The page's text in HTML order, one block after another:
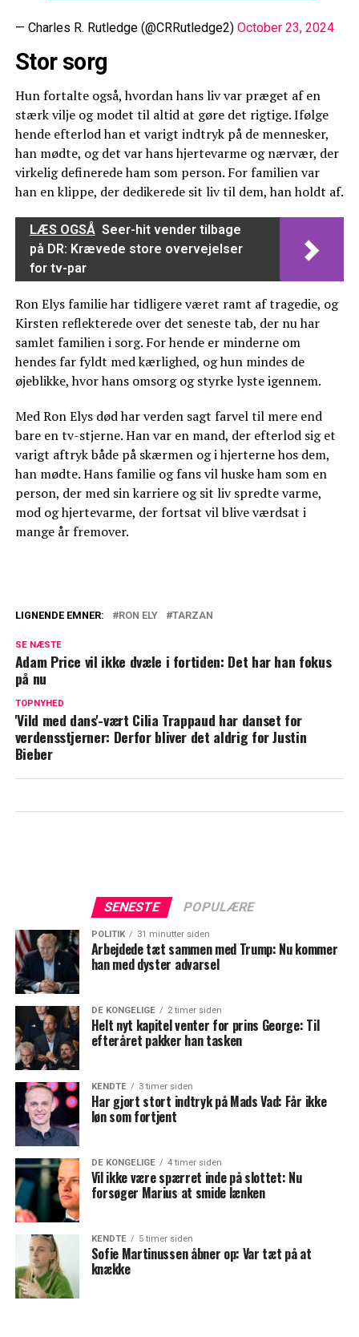
— Charles R. Rutledge (@CRRutledge2) October 23, 2024
Stor sorg
Hun fortalte også, hvordan hans liv var præget af en
stærk vilje og modet til altid at gøre det rigtige. Ifølge
hende efterlod han et varigt indtryk på de mennesker,
han mødte, og det var hans hjertevarme og nærvær, der
virkelig definerede ham som person. For familien var
han en klippe, der dedikerede sit liv til dem, han holdt af.
LÆS OGSÅ Seer-hit vender tilbage
på DR: Krævede store overvejelser
for tv-par
Ron Elys familie har tidligere været ramt af tragedie, og
Kirsten reflekterede over det seneste tab, der nu har
samlet familien i sorg. For hende er minderne om
hendes far fyldt med kærlighed, og hun mindes de
øjeblikke, hvor hans omsorg og styrke lyste igennem.
Med Ron Elys død har verden sagt farvel til mere end
bare en tv-stjerne. Han var en mand, der efterlod sig et
varigt aftryk både på skærmen og i hjerterne hos dem,
han mødte. Hans familie og fans vil huske ham som en
person, der med sin karriere og sit liv spredte varme,
mod og hjertevarme, der fortsat vil blive værdsat i
mange år fremover.
Lise Baastrup med sjov detalje fra
LIGNENDE EMNER: RON ELY TARZAN
SE NÆSTE
Adam Price vil ikke dvæle i fortiden: Det har han fokus
på nu
TOPNYHED
'Vild med dans'-vært Cilia Trappaud har danset for
verdensstjerner: Derfor bliver det aldrig for Justin
Bieber
SENESTE POPULÆRE
POLITIK 31 minutter siden
Arbejdede tæt sammen med Trump: Nu kommer
han med dyster advarsel
DE KONGELIGE 2 timer siden
Helt nyt kapitel venter for prins George: Til
efteråret pakker han tasken
KENDTE 3 timer siden
Har gjort stort indtryk på Mads Vad: Får ikke
løn som fortjent
DE KONGELIGE 4 timer siden
Vil ikke være spærret inde på slottet: Nu
forsøger Marius at smide lænken
KENDTE 5 timer siden
Sofie Martinussen åbner op: Var tæt på at
knække